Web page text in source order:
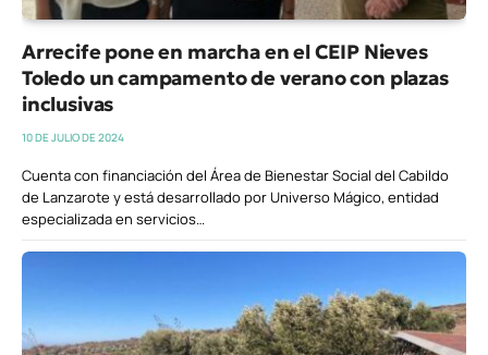
Arrecife pone en marcha en el CEIP Nieves
Toledo un campamento de verano con plazas
inclusivas
10 DE JULIO DE 2024
Cuenta con financiación del Área de Bienestar Social del Cabildo
de Lanzarote y está desarrollado por Universo Mágico, entidad
especializada en servicios…